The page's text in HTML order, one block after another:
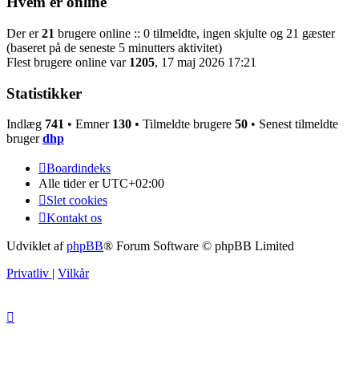
Der er21 brugere online :: 0 tilmeldte, ingen skjulte og 21 gæster
(baseret på de seneste 5 minutters aktivitet)
Flest brugere online var 1205, 17 maj 2026 17:21
Statistikker
Indlæg 741 • Emner 130 • Tilmeldte brugere 50 • Senest tilmeldte
brugerdhp
Boardindeks
Alle tider erUTC+02:00
Slet cookies
Kontakt os
Udviklet afphpBB® Forum Software © phpBB Limited
Privatliv | Vilkår